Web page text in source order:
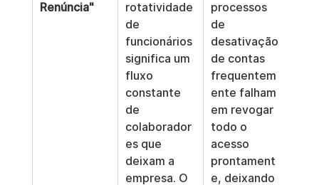
Renúncia"
rotatividade
de
funcionários
significa um
fluxo
constante
de
colaborador
es que
deixam a
empresa. O
processos
de
desativação
de contas
frequentem
ente falham
em revogar
todo o
acesso
prontament
e, deixando